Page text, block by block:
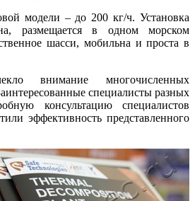
модели – до 200 кг/ч. Установка
размещается в одном морском
шасси, мобильна и проста в
внимание многочисленных
специалисты разных
консультацию специалистов
эффективность представленного